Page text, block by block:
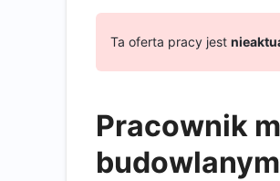
Ta oferta pracy jest
Pracownik
budowlanym